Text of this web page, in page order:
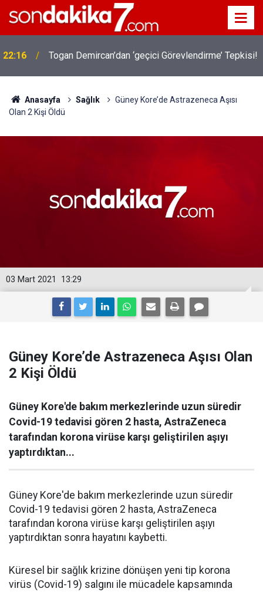
22:16 Togan Demircan’dan ‘geçici Görevlendirme’ Tepkisi!
Anasayfa Sağlık
Güney Kore’de Astrazeneca Aşısı
Olan 2 Kişi Öldü
13:29
03 Mart 2021
Güney Kore’de Astrazeneca Aşısı Olan
2 Kişi Öldü
Güney Kore'de bakım merkezlerinde uzun süredir
Covid-19 tedavisi gören 2 hasta, AstraZeneca
tarafından korona virüse karşı geliştirilen aşıyı
yaptırdıktan...
Güney Kore'de bakım merkezlerinde uzun süredir
Covid-19 tedavisi gören 2 hasta, AstraZeneca
tarafından korona virüse karşı geliştirilen aşıyı
yaptırdıktan sonra hayatını kaybetti.
Küresel bir sağlık krizine dönüşen yeni tip korona
virüs (Covid-19) salgını ile mücadele kapsamında